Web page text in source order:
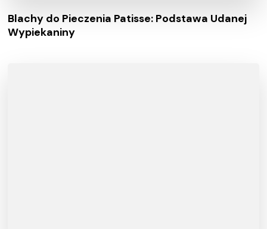
Blachy do Pieczenia Patisse: Podstawa Udanej
Wypiekaniny